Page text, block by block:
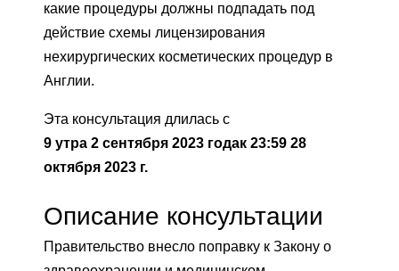
какие процедуры должны подпадать под
действие схемы лицензирования
нехирургических косметических процедур в
Англии.
Эта консультация длилась с
9 утра 2 сентября 2023 годак 23:59 28
октября 2023 г.
Описание консультации
Правительство внесло поправку к Закону о